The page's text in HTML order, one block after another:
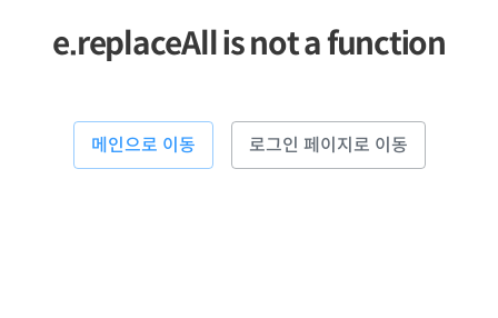
e.replaceAll is not a function
메인으로 이동 로그인 페이지로 이동